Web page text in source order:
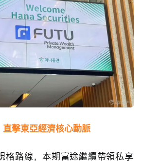
擊東亞經濟核心動脈
格路線，本期富途繼續帶領私享